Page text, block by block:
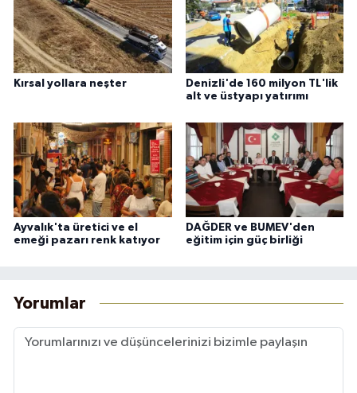
Kırsal yollara neşter
Denizli'de 160 milyon TL'lik
alt ve üstyapı yatırımı
Ayvalık'ta üretici ve el
emeği pazarı renk katıyor
DAĞDER ve BUMEV'den
eğitim için güç birliği
Yorumlar